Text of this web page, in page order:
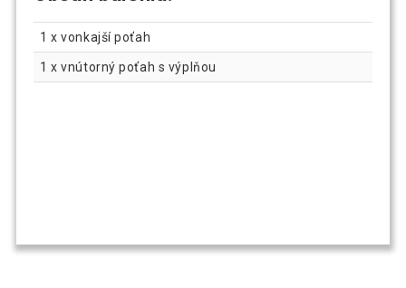
1 x vonkajší poťah
1 x vnútorný poťah s výplňou